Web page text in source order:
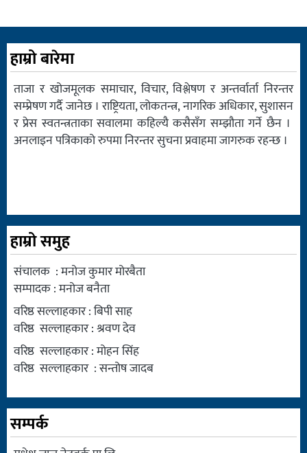
हाम्रो बारेमा
ताजा र खोजमूलक समाचार, विचार, विश्लेषण र अन्तर्वार्ता निरन्तर
सम्प्रेषण गर्दै जानेछ । राष्ट्रियता, लोकतन्त्र, नागरिक अधिकार, सुशासन
र प्रेस स्वतन्त्रताका सवालमा कहिल्यै कसैसँग सम्झौता गर्ने छैन ।
अनलाइन पत्रिकाको रुपमा निरन्तर सुचना प्रवाहमा जागरुक रहन्छ ।
हाम्रो समुह
संचालक : मनोज कुमार मोरबैता
सम्पादक : मनोज बनैता
वरिष्ठ सल्लाहकार : बिपी साह
वरिष्ठ सल्लाहकार : श्रवण देव
वरिष्ठ सल्लाहकार : मोहन सिंह
वरिष्ठ सल्लाहकार : सन्तोष जादब
सम्पर्क